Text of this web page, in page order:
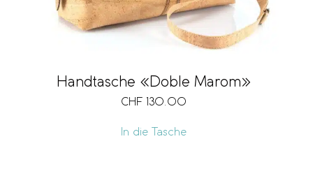
Handtasche «Doble Marom»
CHF 130.00
In die Tasche